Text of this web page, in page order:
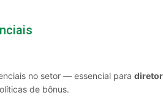
no setor — essencial para
de bônus.